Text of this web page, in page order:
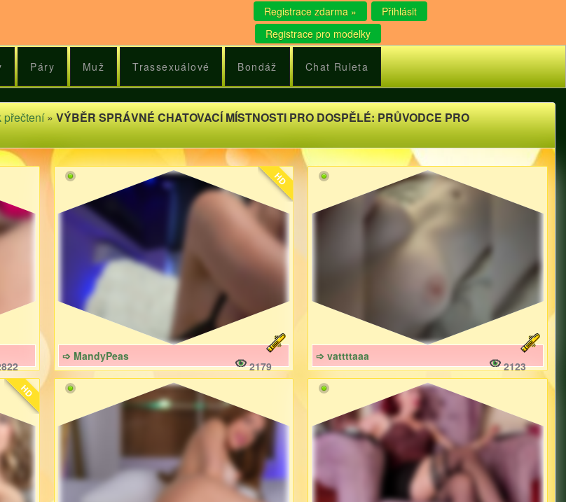
Registrace zdarma »
Přihlásit
Registrace pro modelky
Páry Muž Trassexuálové Bondáž Chat Ruleta
přečtení»VÝBĚR SPRÁVNÉ CHATOVACÍ MÍSTNOSTI PRO DOSPĚLÉ: PRŮVODCE PRO
HD
➩ MandyPeas
2179
➩ vattttaaa
2123
HD